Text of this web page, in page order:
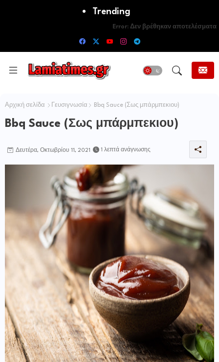
Trending
Error: Δεν βρέθηκαν αποτελέσματα
Αρχική σελίδα Γευσιγνωσία Bbq Sauce (Σως μπάρμπεκιου)
Bbq Sauce (Σως μπάρμπεκιου)
Δευτέρα, Οκτωβρίου 11, 2021 1 λεπτά ανάγνωσης